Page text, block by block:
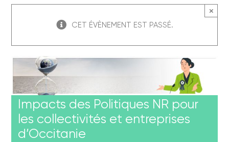
ACCUEIL
THE GREEN IT DAY
PODCAST
CET ÉVÈNEMENT EST PASSÉ.
×
Impacts des Politiques NR pour
les collectivités et entreprises
d’Occitanie